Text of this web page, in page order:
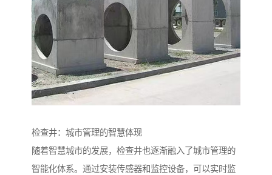
检查井：城市管理的智慧体现
随着智慧城市的发展，检查井也逐渐融入了城市管理的
智能化体系。通过安装传感器和监控设备，可以实时监